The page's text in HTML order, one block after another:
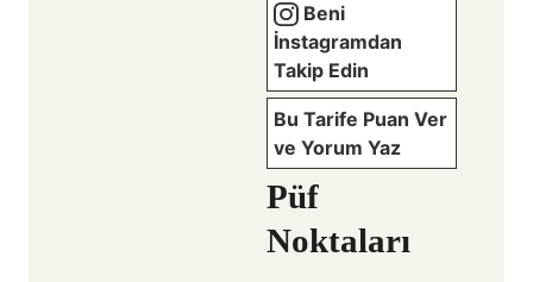
Beni
İnstagramdan
Takip Edin
Bu Tarife Puan Ver
ve Yorum Yaz
Püf
Noktaları